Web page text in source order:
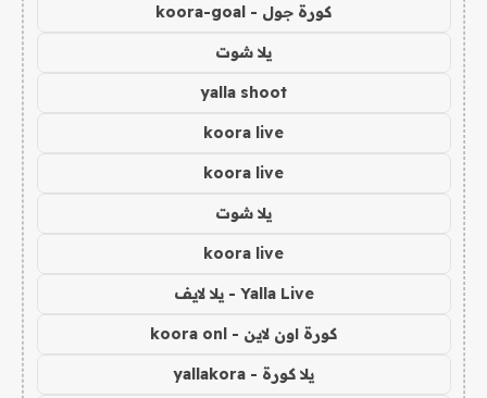
كورة جول - koora-goal
يلا شوت
yalla shoot
koora live
koora live
يلا شوت
koora live
Yalla Live - يلا لايف
كورة اون لاين - koora onl
يلا كورة - yallakora